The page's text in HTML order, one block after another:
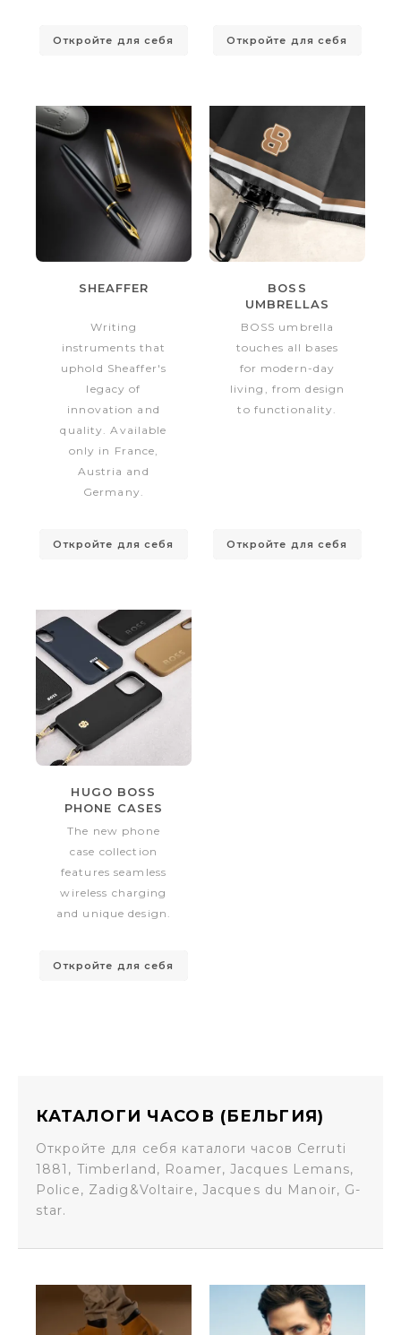
Откройте для себя Откройте для себя
SHEAFFER
Writing
instruments that
uphold Sheaffer's
legacy of
innovation and
quality. Available
only in France,
Austria and
Germany.
Откройте для себя
BOSS
UMBRELLAS
BOSS umbrella
touches all bases
for modern-day
living, from design
to functionality.
Откройте для себя
HUGO BOSS
PHONE CASES
The new phone
case collection
features seamless
wireless charging
and unique design.
Откройте для себя
КАТАЛОГИ ЧАСОВ (БЕЛЬГИЯ)
Откройте для себя каталоги часов Cerruti
1881, Timberland, Roamer, Jacques Lemans,
Police, Zadig&Voltaire, Jacques du Manoir, G-
star.